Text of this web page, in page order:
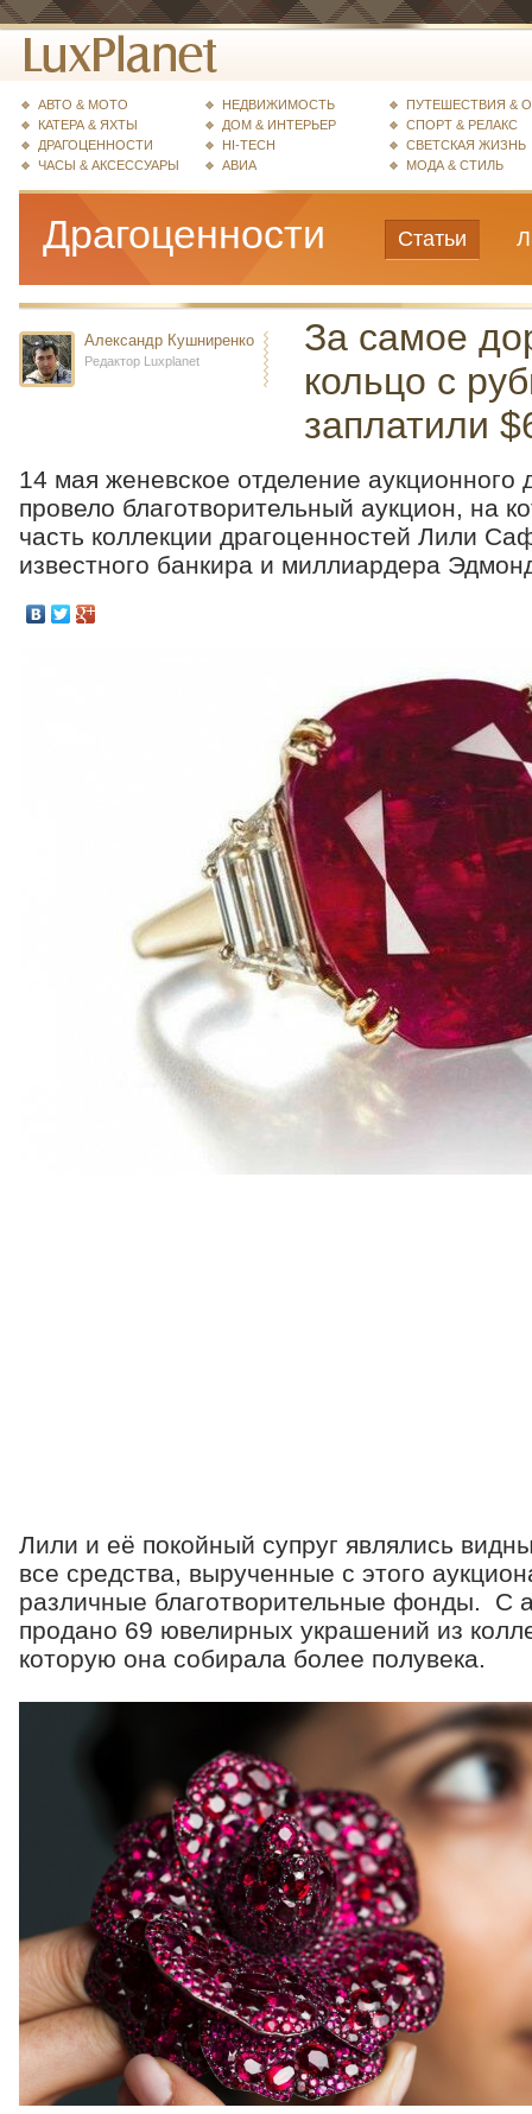
АВТО & МОТО
КАТЕРА & ЯХТЫ
ДРАГОЦЕННОСТИ
ЧАСЫ & АКСЕССУАРЫ
НЕДВИЖИМОСТЬ
ДОМ & ИНТЕРЬЕР
HI-TECH
АВИА
ПУТЕШЕСТВИЯ &
СПОРТ & РЕЛАКС
СВЕТСКАЯ ЖИЗНЬ
МОДА & СТИЛЬ
Драгоценности Статьи
Александр Кушниренко
Редактор Luxplanet
За самое
кольцо с
заплатили
14 мая женевское отделение аукционного
провело благотворительный аукцион, на
часть коллекции драгоценностей Лили
известного банкира и миллиардера
Лили и её покойный супруг являлись
все средства, вырученные с этого
различные благотворительные фонды. С
продано 69 ювелирных украшений из
которую она собирала более полувека.